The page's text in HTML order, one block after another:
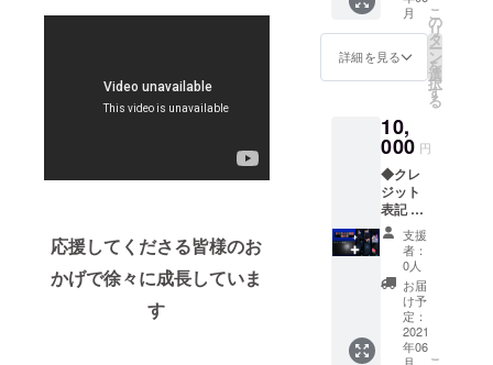
応援してくださる皆様のお
かげで徐々に成長していま
す
前を備
考欄に
記入し
のリ
ターン
は送料
込みの
お値段
です。
きく
入った
プリン
トTシャ
ツで
イズ S
M L XL
※詳しい
サイズ
につい
ては本
文のリ
ターン
欄をご
覧くだ
さい。
※こちら
のリ
ターン
月
詳細を見る
こ
の
リ
タ
ー
ン
を
選
択
す
る
10,
000 円
◆クレ
ジット
表記 会
場の石
碑にお
名前を
刻みま
す。 ※
記載し
て欲し
いお名
支援
者：
0人
お届
け予
定：
2021
年06
月